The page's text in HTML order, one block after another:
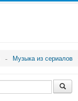
Музыка из сериалов